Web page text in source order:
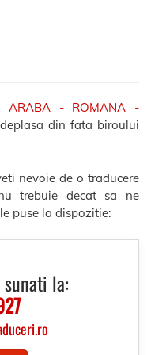
ARABA - ROMANA -
din fata biroului
nevoie de o traducere
trebuie decat sa ne
puse la dispozitie:
la: